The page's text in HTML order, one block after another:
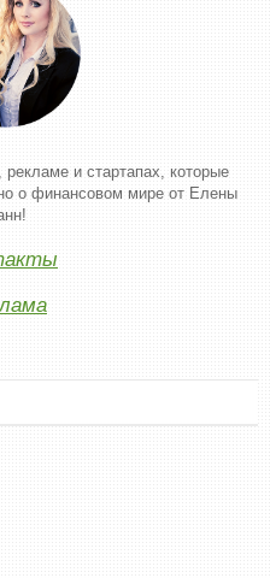
и стартапах, которые
о финансовом мире от Елены